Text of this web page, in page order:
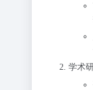
学术